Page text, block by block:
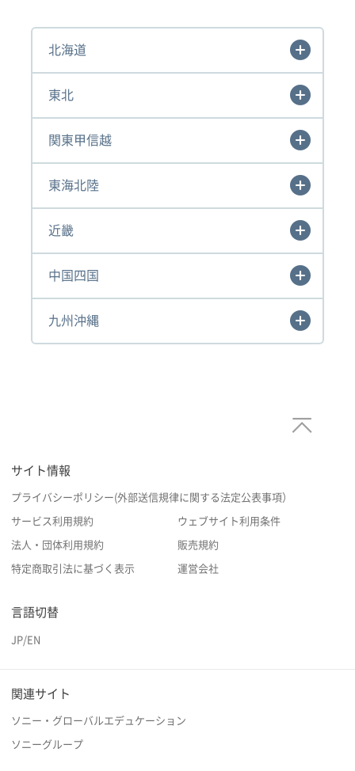
北海道
東北
関東甲信越
東海北陸
近畿
中国四国
九州沖縄
サイト情報
プライバシーポリシー(外部送信規律に関する法定公表事項）
サービス利用規約 ウェブサイト利用条件
法人・団体利用規約 販売規約
特定商取引法に基づく表示 運営会社
言語切替
JP/EN
関連サイト
ソニー・グローバルエデュケーション
ソニーグループ